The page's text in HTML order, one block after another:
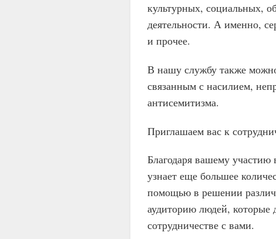
культурных, социальных,
деятельности. А именно,
и прочее.
В нашу службу также
связанным с насилием,
антисемитизма.
Приглашаем вас к
Благодаря вашему участию
узнает еще большее
помощью в решении
аудиторию людей, которые
сотрудничестве с вами.